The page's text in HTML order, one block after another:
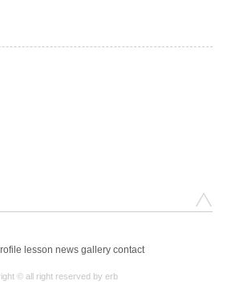
lesson news gallery contact
© all right reserved by erb